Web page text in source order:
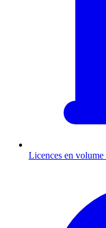
Licences en volume